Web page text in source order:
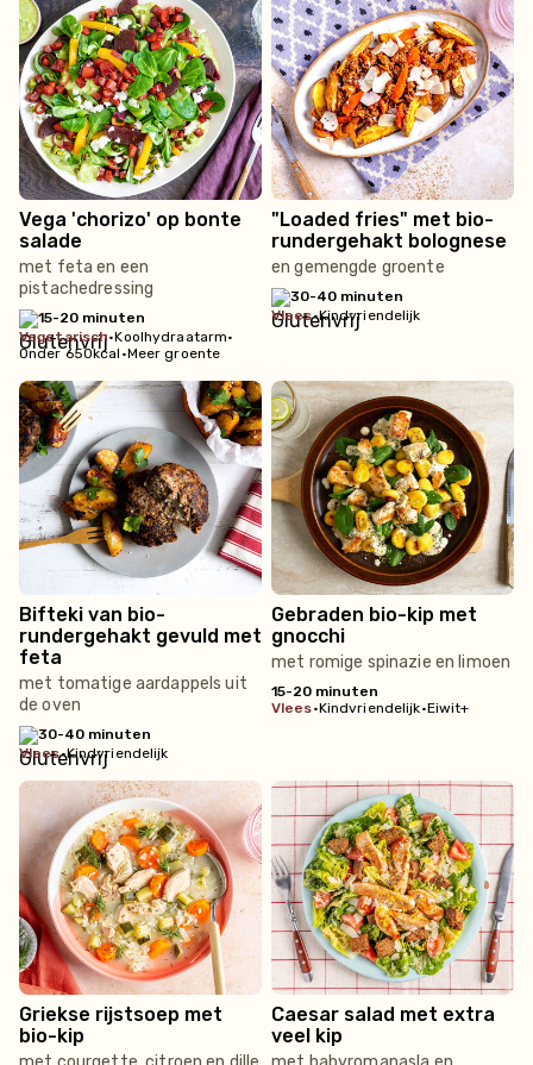
Vega 'chorizo' op bonte
salade
met feta en een
pistachedressing
15-20 minuten
vegetarisch•Koolhydraatarm•
Onder 650kcal •Meer groente
"Loaded fries" met bio-
rundergehakt bolognese
en gemengde groente
30-40 minuten
vlees•Kindvriendelijk
Bifteki van bio-
rundergehakt gevuld met
feta
met tomatige aardappels uit
de oven
30-40 minuten
vlees•Kindvriendelijk
Gebraden bio-kip met
gnocchi
met romige spinazie en limoen
15-20 minuten
vlees•Kindvriendelijk•Eiwit+
Griekse rijstsoep met
bio-kip
Caesar salad met extra
veel kip